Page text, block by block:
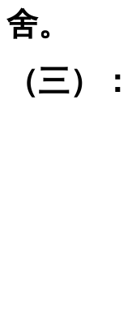
舍。
（三）